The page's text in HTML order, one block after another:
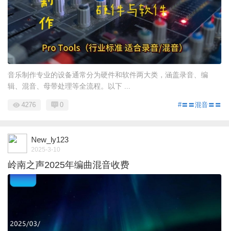
音乐制作专业的设备通常分为硬件和软件两大类，涵盖录音、编
辑、混音、母带处理等全流程。以下 ...
#〓〓混音〓〓
4276 0
New_ly123
2025-3-10
岭南之声2025年编曲混音收费